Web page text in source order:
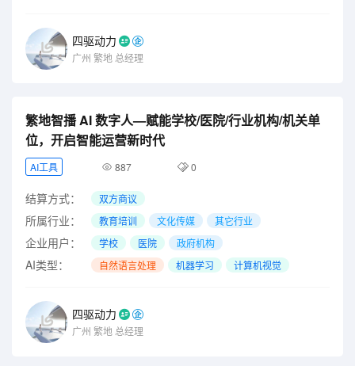
四驱动力
广州 繁地 总经理
繁地智播 AI 数字人—赋能学校/医院/行业机构/机关单
位，开启智能运营新时代
AI工具 887 0
结算方式： 双方商议
所属行业： 教育培训 文化传媒 其它行业
企业用户： 学校 医院 政府机构
AI类型： 自然语言处理 机器学习 计算机视觉
四驱动力
广州 繁地 总经理